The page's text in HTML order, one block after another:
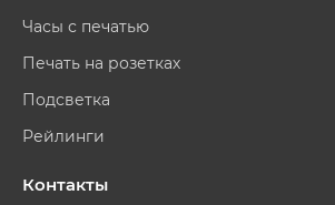
Часы с печатью
Печать на розетках
Подсветка
Рейлинги
Контакты